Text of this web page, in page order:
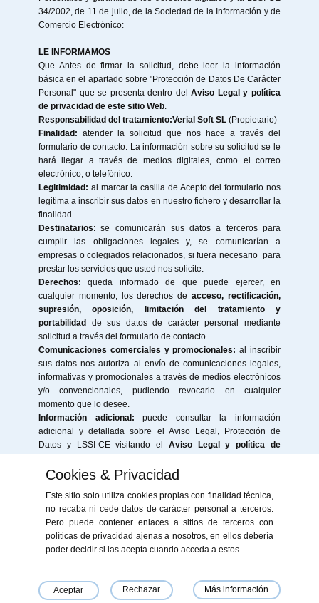
34/2002, de 11 de julio, de la Sociedad de la Información y de
Comercio Electrónico:
LE INFORMAMOS
Que Antes de firmar la solicitud, debe leer la información
básica en el apartado sobre "Protección de Datos De Carácter
Personal" que se presenta dentro delAviso Legal y política
de privacidad de este sitio Web.
Responsabilidad del tratamiento:Verial Soft SL (Propietario)
Finalidad: atender la solicitud que nos hace a través del
formulario de contacto. La información sobre su solicitud se le
hará llegar a través de medios digitales, como el correo
electrónico, o telefónico.
Legitimidad: al marcar la casilla de Acepto del formulario nos
legitima a inscribir sus datos en nuestro fichero y desarrollar la
finalidad.
Destinatarios: se comunicarán sus datos a terceros para
cumplir las obligaciones legales y, se comunicarían a
empresas o colegiados relacionados, si fuera necesario para
prestar los servicios que usted nos solicite.
Derechos: queda informado de que puede ejercer, en
cualquier momento, los derechos deacceso, rectificación,
supresión, oposición, limitación del tratamiento y
portabilidad
de sus datos de carácter personal mediante
solicitud a través del formulario de contacto.
Comunicaciones comerciales y promocionales: al inscribir
sus datos nos autoriza al envío de comunicaciones legales,
informativas y promocionales a través de medios electrónicos
y/o convencionales, pudiendo revocarlo en cualquier
momento que lo desee.
Información adicional:puede consultar la información
adicional y detallada sobre el Aviso Legal, Protección de
Datos y LSSI-CE visitando el Aviso Legal y política de
«Financiado por la Unión Europea - NextGenerationEU. Sin embargo, los
puntos de vista y las opiniones expresadas son únicamente los del autor
ser consideradas responsables de las mismas»
Cookies & Privacidad
Este sitio solo utiliza cookies propias con finalidad técnica,
no recaba ni cede datos de carácter personal a terceros.
Pero puede contener enlaces a sitios de terceros con
políticas de privacidad ajenas a nosotros, en ellos debería
poder decidir si las acepta cuando acceda a estos.
Aceptar Rechazar Más información